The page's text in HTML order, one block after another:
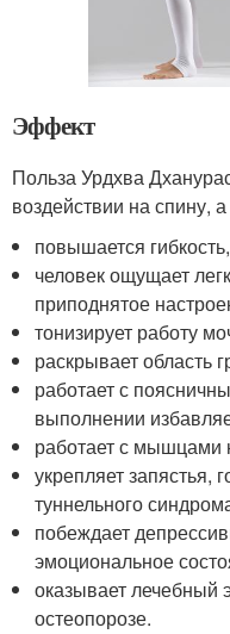
Эффект
Польза Урдхва
воздействии на спину,
повышается
человек ощущает
приподнятое
тонизирует работу
раскрывает область
работает с
выполнении
работает с мышцами
укрепляет запястья,
туннельного
побеждает
эмоциональное
оказывает лечебный
остеопорозе.